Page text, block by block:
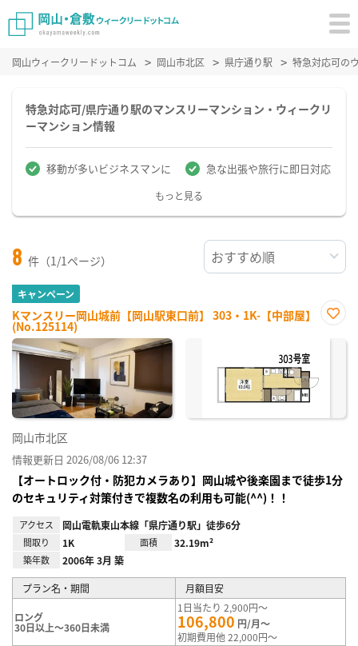
岡山ウィークリードットコム 岡山市北区 県庁通り駅 特急対応可の
特急対応可/県庁通り駅のマンスリーマンション・ウィークリ
ーマンション情報
移動が多いビジネスマンに 急な出張や旅行に即日対応
もっと見る
8 件（1/1ページ）
キャンペーン
Kマンスリー岡山城前【岡山駅東口前】 303・1K-【中部屋】
(No.125114)
に入
岡山市北区
情報更新日 2026/08/06 12:37
【オートロック付・防犯カメラあり】岡山城や後楽園まで徒歩1分
のセキュリティ対策付きで複数名の利用も可能(^^)！！
アクセス 岡山電軌東山本線「県庁通り駅」徒歩6分
間取り 1K 面積 32.19m²
築年数 2006年 3月 築
プラン名・期間 月額目安
ロング
30日以上～360日未満
1日当たり 2,900円～
106,800 円/月～
初期費用他 22,000円～